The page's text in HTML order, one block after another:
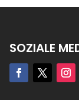
SOZIALE